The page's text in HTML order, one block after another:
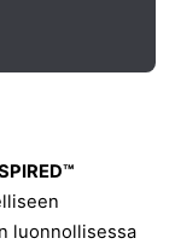
luonnollisessa